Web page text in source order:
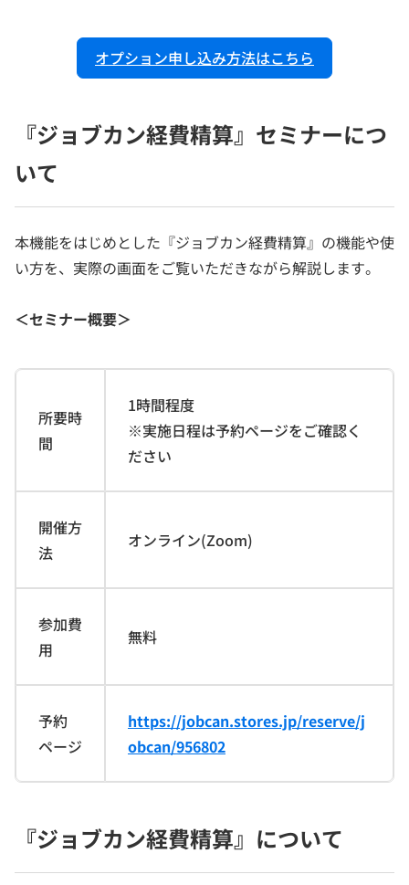
オプション申し込み方法はこちら
『ジョブカン経費精算』セミナーにつ
いて
本機能をはじめとした『ジョブカン経費精算』の機能や使
い方を、実際の画面をご覧いただきながら解説します。
＜セミナー概要＞
所要時
間
1時間程度
※実施日程は予約ページをご確認く
ださい
開催方
法
オンライン(Zoom)
参加費
用
無料
予約
ページ
https://jobcan.stores.jp/reserve/j
obcan/956802
『ジョブカン経費精算』について